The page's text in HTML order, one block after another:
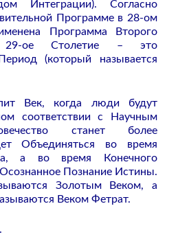
Интеграции). Согласно
Программе в 28-ом
Программа Второго
29-ое Столетие – это
(который называется
Век, когда люди будут
соответствии с Научным
станет более
Объединяться во время
а во время Конечного
Познание Истины.
Золотым Веком, а
Веком Фетрат.